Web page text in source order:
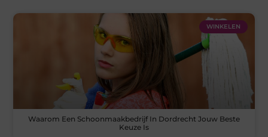
WINKELEN
Waarom Een Schoonmaakbedrijf In Dordrecht Jouw Beste
Keuze Is